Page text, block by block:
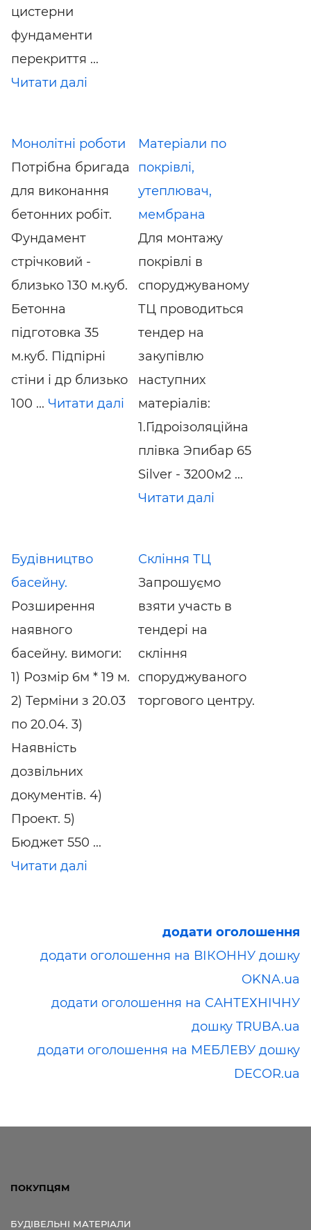
цистерни
фундаменти
перекриття ...
Читати далі
Монолітні роботи
Потрібна бригада
для виконання
бетонних робіт.
Фундамент
стрічковий -
близько 130 м.куб.
Бетонна
підготовка 35
м.куб. Підпірні
стіни і др близько
100 ... Читати далі
Матеріали по
покрівлі,
утеплювач,
мембрана
Для монтажу
покрівлі в
споруджуваному
ТЦ проводиться
тендер на
закупівлю
наступних
матеріалів:
1.Гідроізоляційна
плівка Эпибар 65
Silver - 3200м2 ...
Читати далі
Будівництво
басейну.
Розширення
наявного
басейну. вимоги:
1) Розмір 6м * 19 м.
2) Терміни з 20.03
по 20.04. 3)
Наявність
дозвільних
документів. 4)
Проект. 5)
Бюджет 550 ...
Читати далі
Скління ТЦ
Запрошуємо
взяти участь в
тендері на
скління
споруджуваного
торгового центру.
додати оголошення
додати оголошення на ВІКОННУ дошку
OKNA.ua
додати оголошення на САНТЕХНІЧНУ
дошку TRUBA.ua
додати оголошення на МЕБЛЕВУ дошку
DECOR.ua
ПОКУПЦЯМ
БУДІВЕЛЬНІ МАТЕРІАЛИ